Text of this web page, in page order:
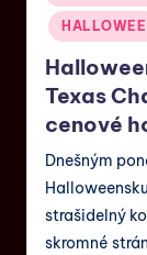
Texas
cenové
Dnešným
strašidelný
skromné